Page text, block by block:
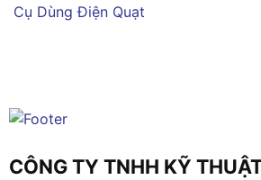
Cụ Dùng Điện Quạt
CÔNG TY TNHH KỸ